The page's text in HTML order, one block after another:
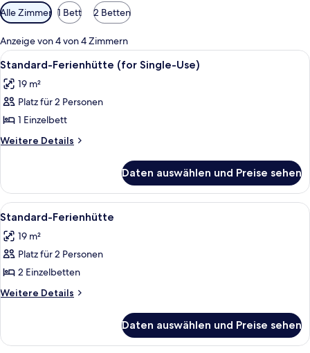
Verfügbare
Filter
für
Zimmer
Alle Zimmer 1 Bett 2 Betten
Anzeige von 4 von 4 Zimmern
Alle
Fotos
für
Standard-
Ferienhütte
(for
anzeigen
Ein Hotelzimmer mit Bett,
2
Standard-Ferienhütte (for Single-Use)
19 m²
Platz für 2 Personen
1 Einzelbett
Weitere Details
Weitere
Ferienhütte
(for
Single-
Daten auswählen und Preise sehen
Alle
Fotos
für
Standard-
Ferienhütte
anzeigen
Ein Hotelzimmer mit Bett,
2
Standard-Ferienhütte
19 m²
Platz für 2 Personen
2 Einzelbetten
Weitere Details
Weitere
Ferienhütte
Daten auswählen und Preise sehen